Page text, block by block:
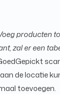
producten
zal er een
de locatie
toevoegen.